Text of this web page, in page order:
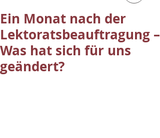
Ein Monat nach der
Lektoratsbeauftragung –
Was hat sich für uns
geändert?